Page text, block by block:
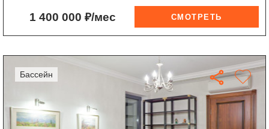
1 400 000 ₽/мес
бассейн